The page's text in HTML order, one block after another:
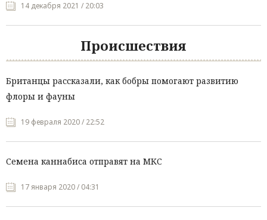
14 декабря 2021 / 20:03
Происшествия
Британцы рассказали, как бобры помогают развитию
флоры и фауны
19 февраля 2020 / 22:52
Семена каннабиса отправят на МКС
17 января 2020 / 04:31